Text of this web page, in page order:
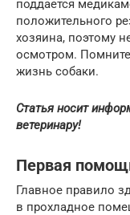
поддается
положительного
хозяина, поэтому
осмотром.
жизнь собаки.
Статья носит
ветеринару!
Первая
Главное правило
в прохладное